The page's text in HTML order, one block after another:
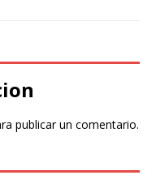
publicar un comentario.